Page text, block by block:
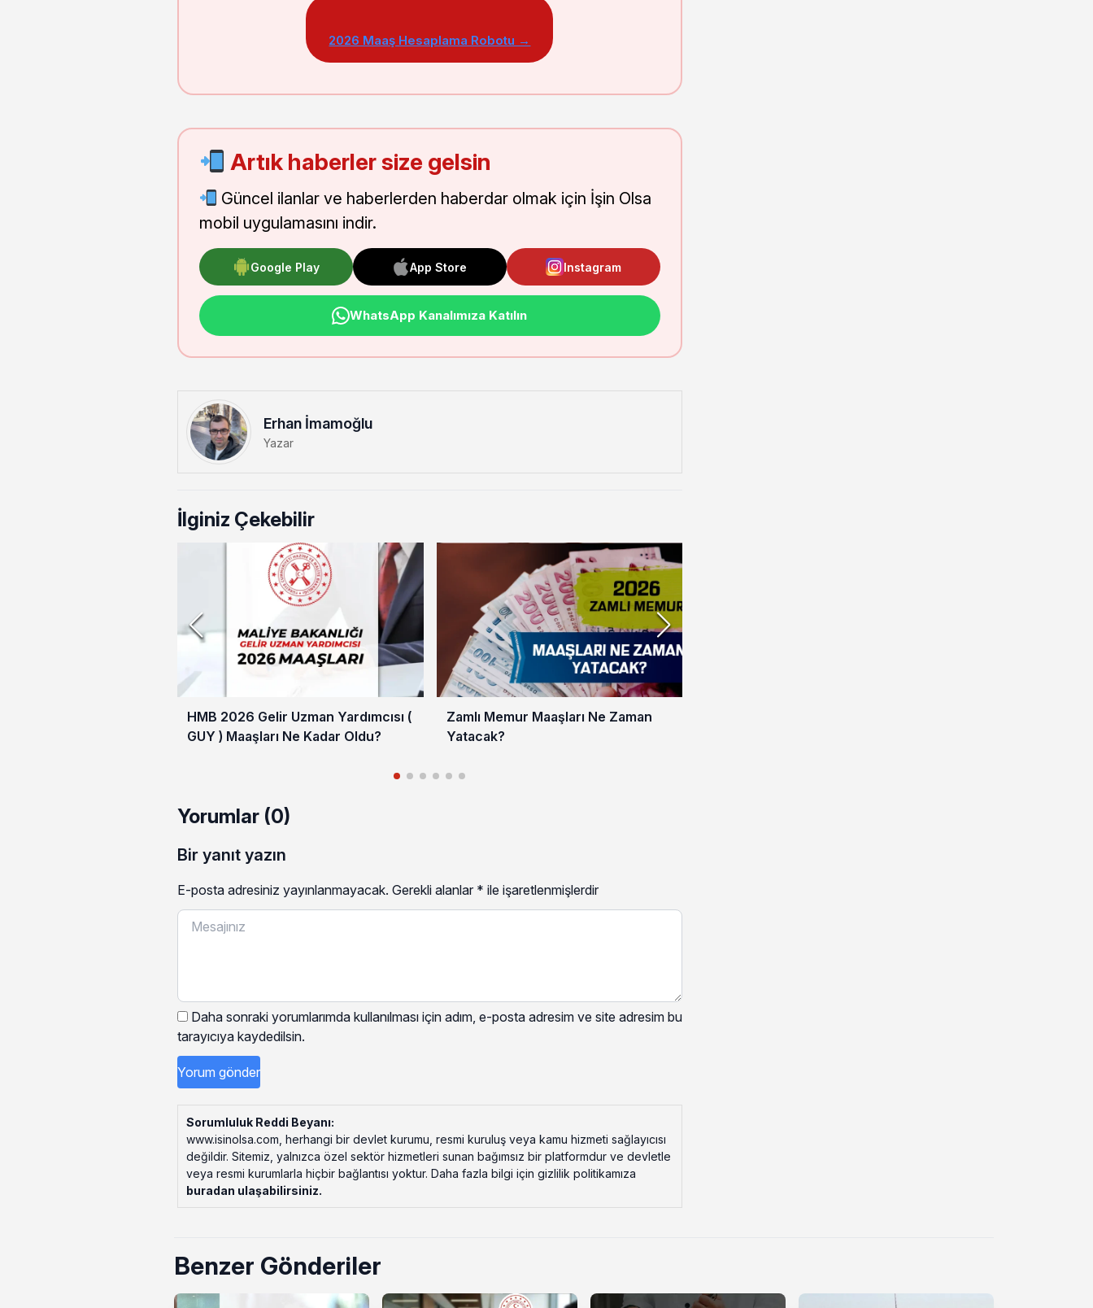
2026 Maaş Hesaplama Robotu →
Artık haberler size gelsin
Güncel ilanlar ve haberlerden haberdar olmak için İşin Olsa
mobil uygulamasını indir.
Google Play App Store Instagram
WhatsApp Kanalımıza Katılın
Erhan İmamoğlu
Yazar
İlginiz Çekebilir
HMB 2026 Gelir Uzman Yardımcısı (
GUY ) Maaşları Ne Kadar Oldu?
Zamlı Memur Maaşları Ne Zaman
Yatacak?
Yorumlar (0)
Bir yanıt yazın
E-posta adresiniz yayınlanmayacak. Gerekli alanlar * ile işaretlenmişlerdir
Daha sonraki yorumlarımda kullanılması için adım, e-posta adresim ve site adresim bu
tarayıcıya kaydedilsin.
Sorumluluk Reddi Beyanı:
www.isinolsa.com, herhangi bir devlet kurumu, resmi kuruluş veya kamu hizmeti sağlayıcısı
değildir. Sitemiz, yalnızca özel sektör hizmetleri sunan bağımsız bir platformdur ve devletle
veya resmi kurumlarla hiçbir bağlantısı yoktur. Daha fazla bilgi için gizlilik politikamıza
buradan ulaşabilirsiniz.
Benzer Gönderiler